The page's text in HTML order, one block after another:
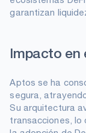
garantizan
Impacto en
Aptos se ha
segura,
Su arquitectura
transacciones, lo